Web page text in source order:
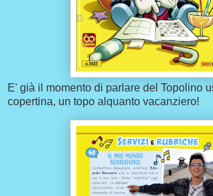
E' già il momento di parlare del Topolino
copertina, un topo alquanto vacanziero!